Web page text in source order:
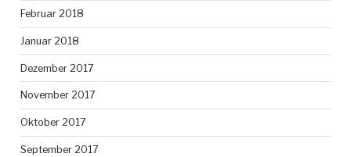
Februar 2018
Januar 2018
Dezember 2017
November 2017
Oktober 2017
September 2017